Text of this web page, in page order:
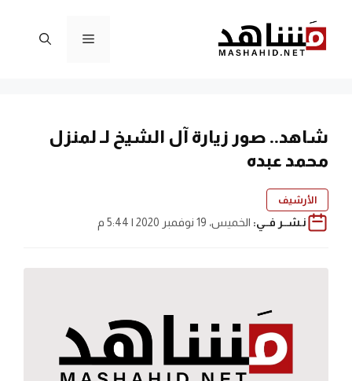
المحتوى
القائمة
شاهد.. صور زيارة آل الشيخ لـ لمنزل
محمد عبده
الأرشيف
نـشــر فــي: الخميس، 19 نوفمبر 2020 | 5:44 م